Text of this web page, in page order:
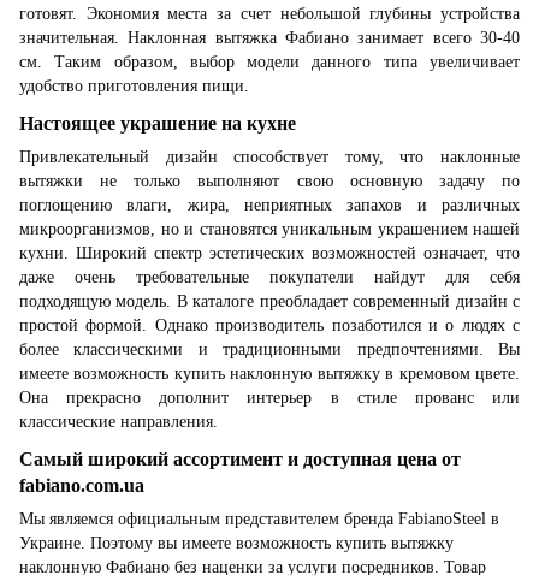
готовят. Экономия места за счет небольшой глубины устройства
значительная. Наклонная вытяжка Фабиано занимает всего 30-40
см. Таким образом, выбор модели данного типа увеличивает
удобство приготовления пищи.
Настоящее украшение на кухне
Привлекательный дизайн способствует тому, что наклонные
вытяжки не только выполняют свою основную задачу по
поглощению влаги, жира, неприятных запахов и различных
микроорганизмов, но и становятся уникальным украшением нашей
кухни. Широкий спектр эстетических возможностей означает, что
даже очень требовательные покупатели найдут для себя
подходящую модель. В каталоге преобладает современный дизайн с
простой формой. Однако производитель позаботился и о людях с
более классическими и традиционными предпочтениями. Вы
имеете возможность купить наклонную вытяжку в кремовом цвете.
Она прекрасно дополнит интерьер в стиле прованс или
классические направления.
Самый широкий ассортимент и доступная цена от
fabiano.com.ua
Мы являемся официальным представителем бренда FabianoSteel в
Украине. Поэтому вы имеете возможность купить вытяжку
наклонную Фабиано без наценки за услуги посредников. Товар